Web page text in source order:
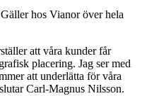
Gäller hos Vianor över hela
att våra kunder får
placering. Jag ser med
att underlätta för våra
Carl-Magnus Nilsson.